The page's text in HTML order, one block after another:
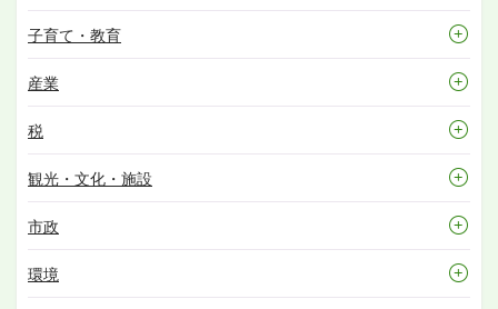
子育て・教育
産業
税
観光・文化・施設
市政
環境